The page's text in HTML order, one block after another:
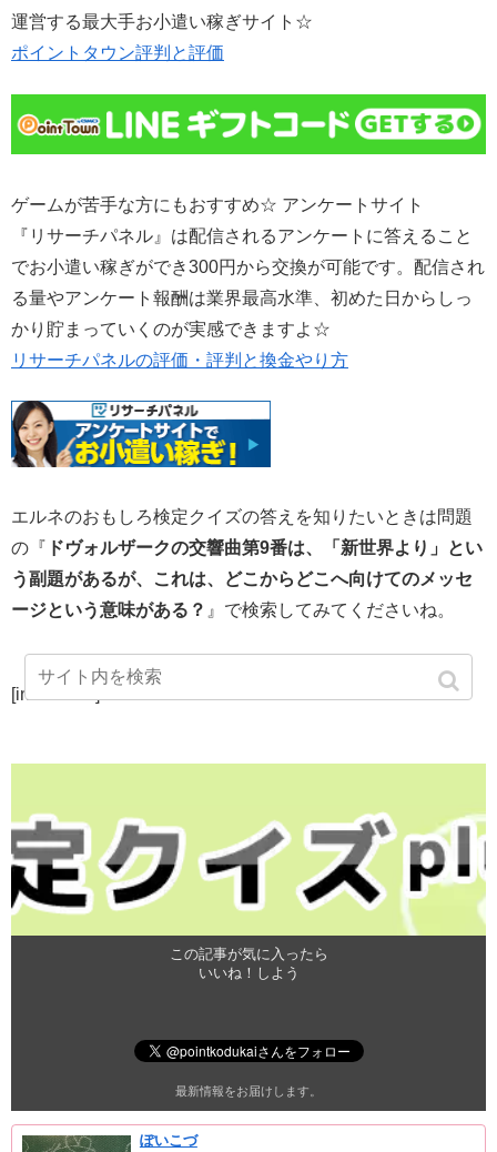
運営する最大手お小遣い稼ぎサイト☆
ポイントタウン評判と評価
ゲームが苦手な方にもおすすめ☆ アンケートサイト
『リサーチパネル』は配信されるアンケートに答えること
でお小遣い稼ぎができ300円から交換が可能です。配信され
る量やアンケート報酬は業界最高水準、初めた日からしっ
かり貯まっていくのが実感できますよ☆
リサーチパネルの評価・評判と換金やり方
エルネのおもしろ検定クイズの答えを知りたいときは問題
の『 ドヴォルザークの交響曲第9番は、「新世界より」とい
う副題があるが、これは、どこからどこへ向けてのメッセ
ージという意味がある？ 』で検索してみてくださいね。
[instashow]
この記事が気に入ったら
いいね！しよう
最新情報をお届けします。
ぽいこづ